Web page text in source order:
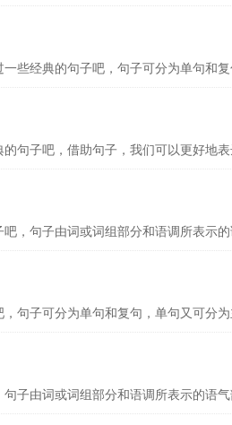
些经典的句子吧，句子可分为单句和
句子吧，借助句子，我们可以更好地
，句子由词或词组部分和语调所表示
句子可分为单句和复句，单句又可分
子由词或词组部分和语调所表示的语